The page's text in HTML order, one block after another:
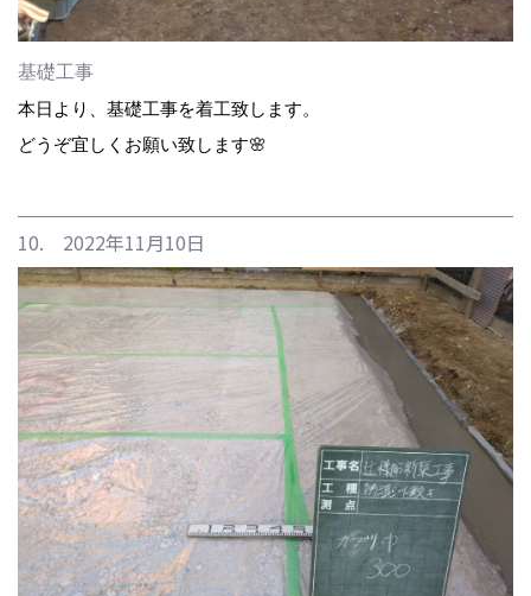
基礎工事
本日より、基礎工事を着工致します。
どうぞ宜しくお願い致します🌸
10. 2022年11月10日